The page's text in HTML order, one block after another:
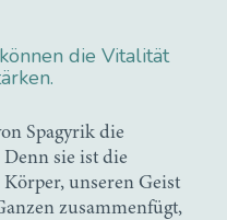
die Vitalität
Spagyrik die
sie ist die
unseren Geist
zusammenfügt,